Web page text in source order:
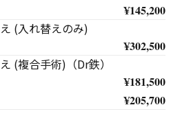
¥145,200
(入れ替えのみ)
¥302,500
(複合手術)（Dr鉄）
¥181,500
¥205,700